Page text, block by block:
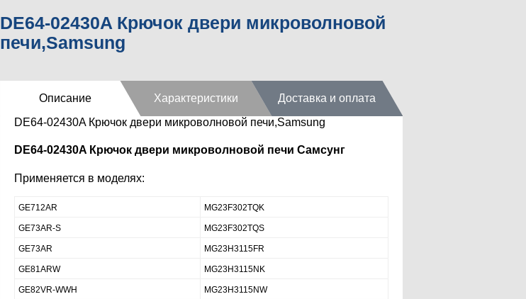
DE64-02430A Крючок двери микроволновой
печи,Samsung
Описание Характеристики
Доставка и оплата
DE64-02430A Крючок двери микроволновой печи,Samsung
DE64-02430A Крючок двери микроволновой печи Самсунг
Применяется в моделях:
GE712AR MG23F302TQK
GE73AR-S MG23F302TQS
GE73AR MG23H3115FR
GE81ARW MG23H3115NK
GE82VR-WWH MG23H3115NW